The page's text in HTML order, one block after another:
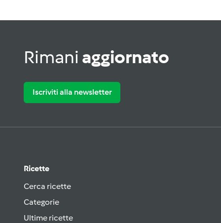
Rimani aggiornato
Iscriviti alla newsletter
Ricette
Cerca ricette
Categorie
Ultime ricette